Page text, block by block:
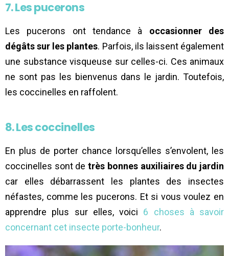
7. Les pucerons
Les pucerons ont tendance à occasionner des
dégâts sur les plantes. Parfois, ils laissent également
une substance visqueuse sur celles-ci. Ces animaux
ne sont pas les bienvenus dans le jardin. Toutefois,
les coccinelles en raffolent.
8. Les coccinelles
En plus de porter chance lorsqu’elles s’envolent, les
coccinelles sont detrès bonnes auxiliaires du jardin
car elles débarrassent les plantes des insectes
néfastes, comme les pucerons. Et si vous voulez en
apprendre plus sur elles, voici 6 choses à savoir
concernant cet insecte porte-bonheur.